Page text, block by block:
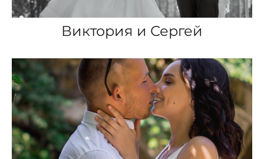
Виктория и Сергей